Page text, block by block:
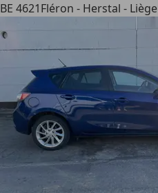
BE 4621Fléron - Herstal - Liège